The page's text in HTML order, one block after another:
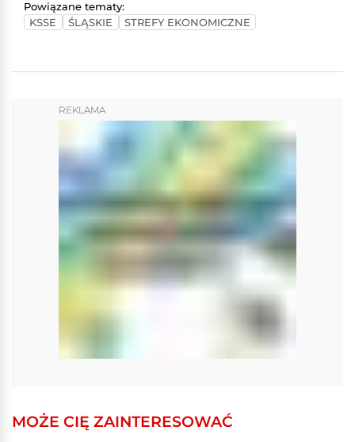
Powiązane tematy:
KSSE
ŚLĄSKIE STREFY EKONOMICZNE
REKLAMA
MOŻE CIĘ ZAINTERESOWAĆ